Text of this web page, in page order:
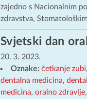
zajedno s Nacionalnim
zdravstva,
Svjetski dan
20. 3. 2023.
Oznake: četkanje zubi,
dentalna medicina,
medicina, oralno zdravlje,